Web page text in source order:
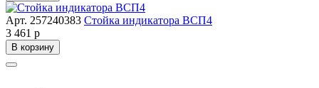
Арт. 257240383 Стойка индикатора ВСП4
3 461 р
В корзину